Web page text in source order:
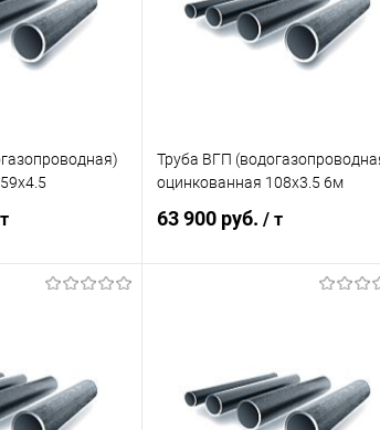
Под заказ В избранное Под заказ
Под заказ
Труба ВГП
оцинкованная 108х3.5 6м
63 900 руб. / т
Купить в 1 клик
В избранное Под заказ